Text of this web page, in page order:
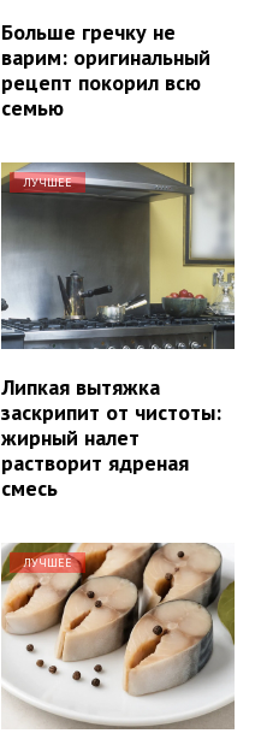
Больше гречку не
варим: оригинальный
рецепт покорил всю
семью
ЛУЧШЕЕ
Липкая вытяжка
заскрипит от чистоты:
жирный налет
растворит ядреная
смесь
ЛУЧШЕЕ